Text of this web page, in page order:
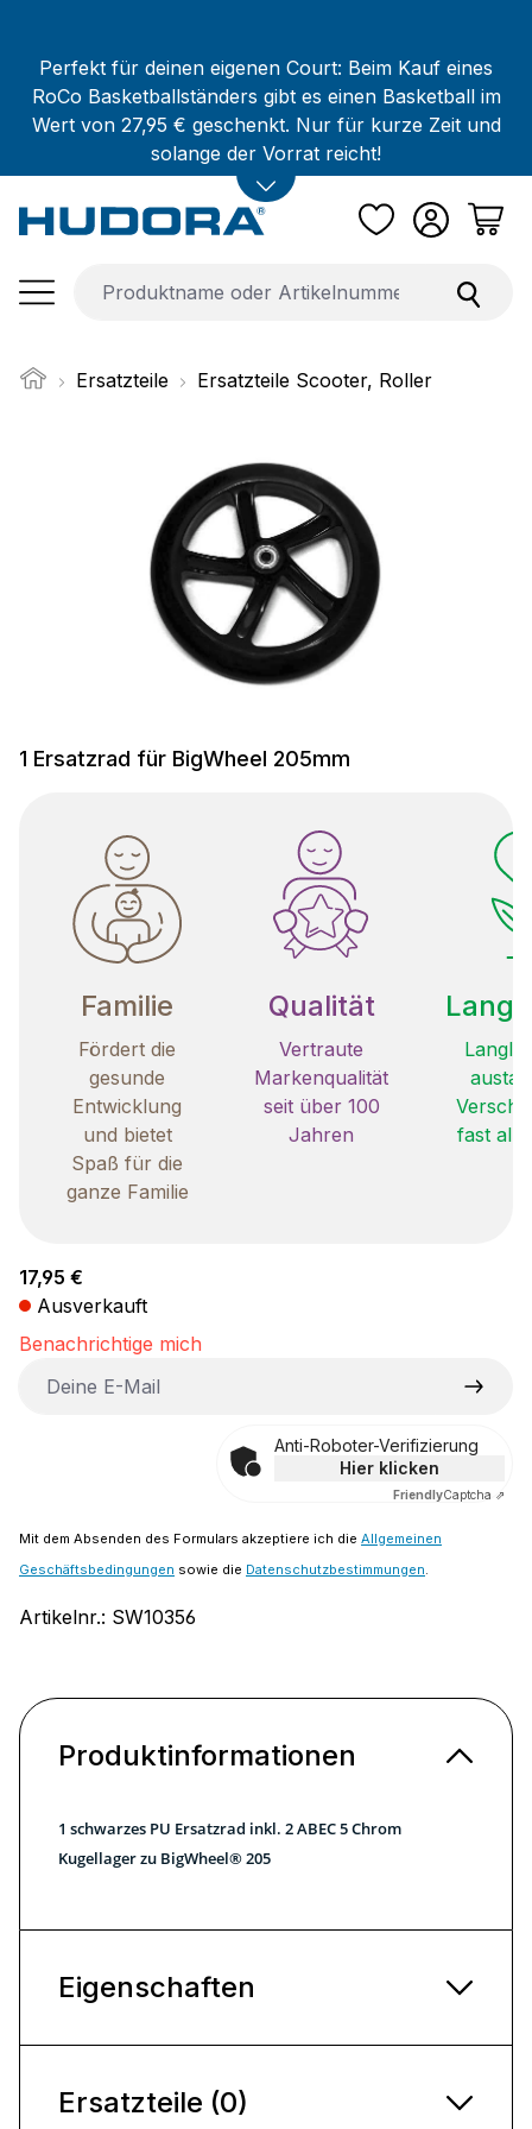
Perfekt für deinen eigenen Court: Beim Kauf eines
RoCo Basketballständers gibt es einen Basketball im
Wert von 27,95 € geschenkt. Nur für kurze Zeit und
solange der Vorrat reicht!
Ersatzteile Ersatzteile Scooter, Roller
1 Ersatzrad für BigWheel 205mm
Familie
Fördert die
gesunde
Entwicklung
und bietet
Spaß für die
ganze Familie
Qualität
Vertraute
Markenqualität
seit über 100
Jahren
fast
Regulärer Preis:
17,95 €
Ausverkauft
Benachrichtige mich
Anti-Roboter-Verifizierung
Hier klicken
FriendlyCaptcha ⇗
Mit dem Absenden des Formulars akzeptiere ich die Allgemeinen
Geschäftsbedingungen sowie die Datenschutzbestimmungen
Artikelnr.: SW10356
Produktinformationen
1 schwarzes PU Ersatzrad inkl. 2 ABEC 5 Chrom
Kugellager zu BigWheel® 205
Eigenschaften
Ersatzteile (0)